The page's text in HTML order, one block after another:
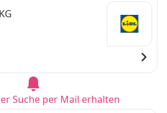
Suche per Mail erhalten